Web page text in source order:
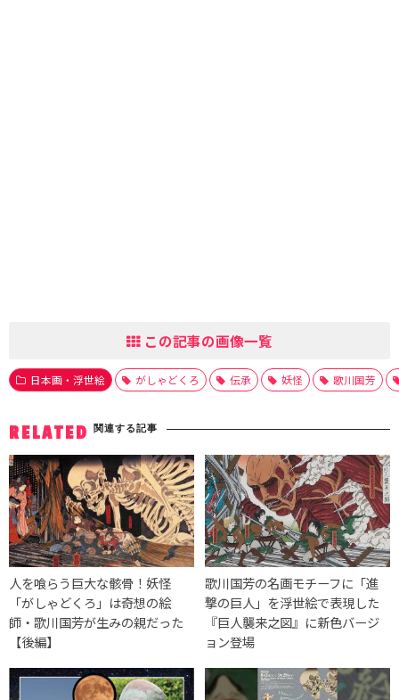
この記事の画像一覧
日本画・浮世絵 がしゃどくろ 伝承 妖怪 歌川国芳
RELATED 関連する記事
人を喰らう巨大な骸骨！妖怪
「がしゃどくろ」は奇想の絵
師・歌川国芳が生みの親だった
【後編】
歌川国芳の名画モチーフに「進
撃の巨人」を浮世絵で表現した
『巨人襲来之図』に新色バージ
ョン登場